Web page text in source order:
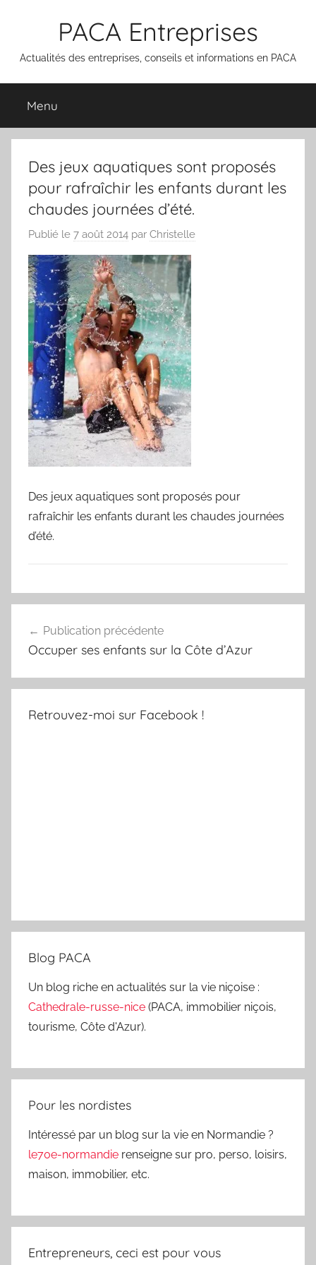
PACA Entreprises
Actualités des entreprises, conseils et informations en PACA
Menu
Des jeux aquatiques sont proposés
pour rafraîchir les enfants durant les
chaudes journées d’été.
Publié le 7 août 2014 par Christelle
Des jeux aquatiques sont proposés pour
rafraîchir les enfants durant les chaudes journées
d’été.
de
Publication précédente
Occuper ses enfants sur la Côte d’Azur
Retrouvez-moi sur Facebook !
Blog PACA
Un blog riche en actualités sur la vie niçoise :
Cathedrale-russe-nice (PACA, immobilier niçois,
tourisme, Côte d'Azur).
Pour les nordistes
Intéressé par un blog sur la vie en Normandie ?
le70e-normandie renseigne sur pro, perso, loisirs,
maison, immobilier, etc.
Entrepreneurs, ceci est pour vous